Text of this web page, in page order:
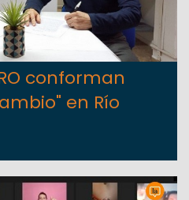
conforman
en Río